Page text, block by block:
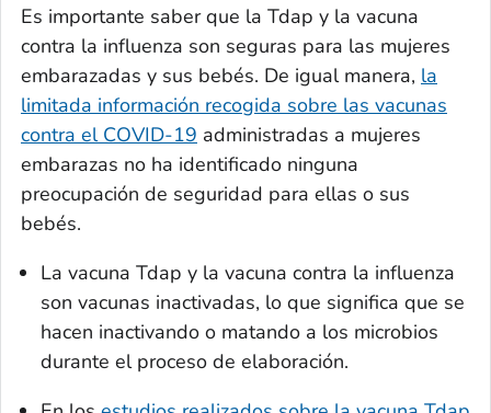
Es importante saber que la Tdap y la vacuna
contra la influenza son seguras para las mujeres
embarazadas y sus bebés. De igual manera, la
limitada información recogida sobre las vacunas
contra el COVID-19 administradas a mujeres
embarazas no ha identificado ninguna
preocupación de seguridad para ellas o sus
bebés.
La vacuna Tdap y la vacuna contra la influenza
son vacunas inactivadas, lo que significa que se
hacen inactivando o matando a los microbios
durante el proceso de elaboración.